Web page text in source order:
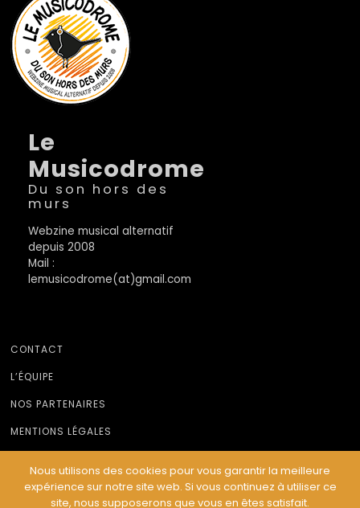
Le
Musicodrome
Du son hors des
murs
Webzine musical alternatif
depuis 2008
Mail :
lemusicodrome(at)gmail.com
CONTACT
L’ÉQUIPE
NOS PARTENAIRES
MENTIONS LÉGALES
© Le Musicodrome 2022 - Webdesign :Cereal Concept
Nous utilisons des cookies pour vous garantir la meilleure
expérience sur notre site web. Si vous continuez à utiliser ce
site, nous supposerons que vous en êtes satisfait.